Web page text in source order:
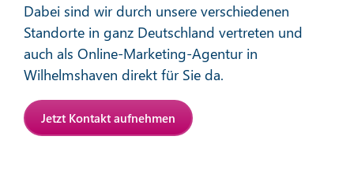
Mehr erfahren
Dabei sind wir durch unsere verschiedenen
Standorte in ganz Deutschland vertreten und
auch als Online-Marketing-Agentur in
Wilhelmshaven direkt für Sie da.
Jetzt Kontakt aufnehmen